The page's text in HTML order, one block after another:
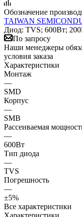
Обозначение
TAIWAN
Диод: TVS; 600Вт;
По запросу
Наши менеджеры
условия заказа
Характеристики
Монтаж
—
SMD
Корпус
—
SMB
Рассеиваемая
—
600Вт
Тип диода
—
TVS
Погрешность
—
±5%
Все характеристики
Характеристики